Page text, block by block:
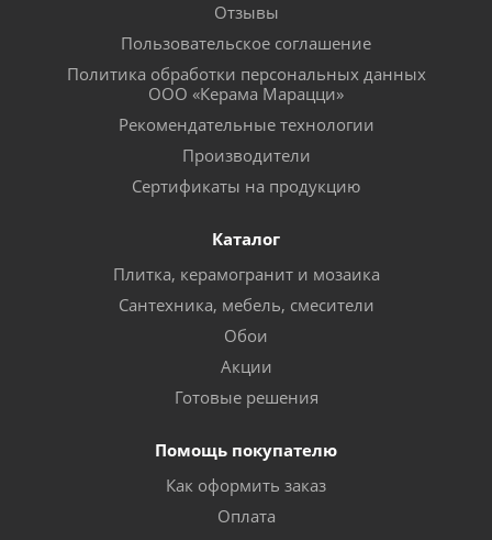
Отзывы
Пользовательское соглашение
Политика обработки персональных данных
ООО «Керама Марацци»
Рекомендательные технологии
Производители
Сертификаты на продукцию
Каталог
Плитка, керамогранит и мозаика
Сантехника, мебель, смесители
Обои
Акции
Готовые решения
Помощь покупателю
Как оформить заказ
Оплата